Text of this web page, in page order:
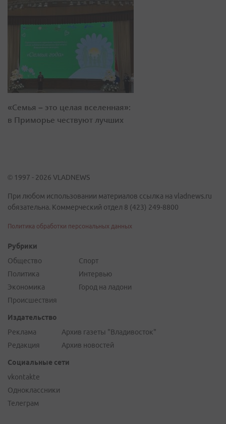
«Семья – это целая вселенная»:
в Приморье чествуют лучших
© 1997 - 2026 VLADNEWS
При любом использовании материалов ссылка на vladnews.ru
обязательна. Коммерческий отдел 8 (423) 249-8800
Политика обработки персональных данных
Рубрики
Общество
Политика
Экономика
Происшествия
Спорт
Интервью
Город на ладони
Издательство
Реклама
Редакция
Архив газеты "Владивосток"
Архив новостей
Социальные сети
vkontakte
Одноклассники
Телеграм